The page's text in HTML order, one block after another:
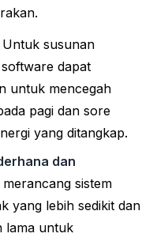
Untuk susunan
dapat
untuk mencegah
pagi dan sore
yang ditangkap.
dan
sistem
yang lebih sedikit dan
lama untuk